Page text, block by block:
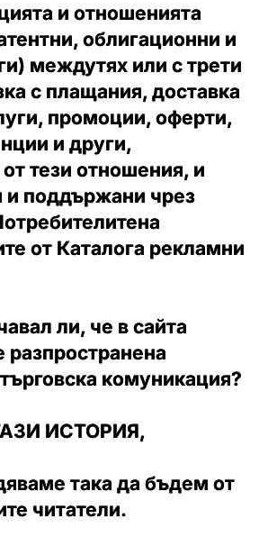
и отношенията
облигационни и
междутях или с трети
с плащания, доставка
промоции, оферти,
и други,
тези отношения, и
и поддържани чрез
от Каталога рекламни
ли, че в сайта
комуникация?
ИСТОРИЯ,
така да бъдем от
читатели.